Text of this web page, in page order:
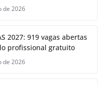
de 2026
2027: 919 vagas abertas
profissional gratuito
de 2026